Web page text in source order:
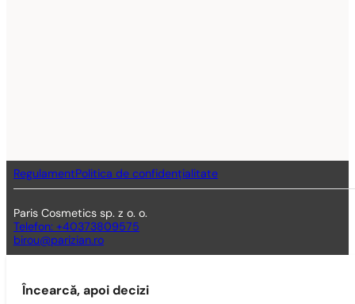
RegulamentPolitica de confidențialitate
Paris Cosmetics sp. z o. o.
Telefon: +40373809575
birou@parizian.ro
Încearcă, apoi decizi